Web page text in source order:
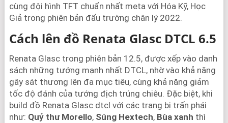
cùng đội hình TFT chuẩn nhất meta với Hóa Kỹ, Học
Giả trong phiên bản đấu trường chân lý 2022.
Cách lên đồ Renata Glasc DTCL 6.5
Renata Glasc trong phiên bản 12.5, được xếp vào danh
sách những tướng mạnh nhất DTCL, nhờ vào khả năng
gây sát thương lên đa mục tiêu, cùng khả năng giảm
tốc độ đánh của tướng địch trúng chiêu. Đặc biệt, khi
build đồ Renata Glasc dtcl với các trang bị trấn phái
như: Quỷ thư Morello, Súng Hextech, Bùa xanh thì